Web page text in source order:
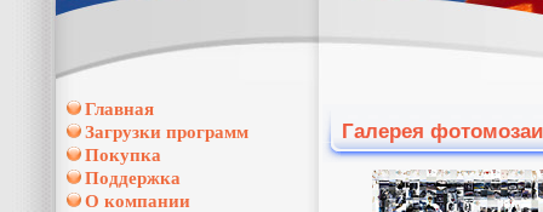
Главная
Загрузки программ
Покупка
Поддержка
О компании
Галерея